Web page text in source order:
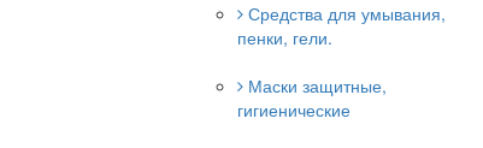
Средства для умывания,
пенки, гели.
Маски защитные,
гигиенические